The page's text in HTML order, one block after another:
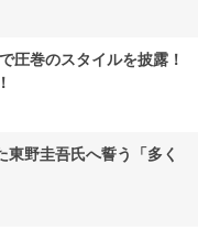
圧巻のスタイルを披露！
野圭吾氏へ誓う「多く